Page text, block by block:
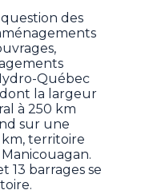
des
Québec
la largeur
à 250 km
sur une
territoire
13 barrages se